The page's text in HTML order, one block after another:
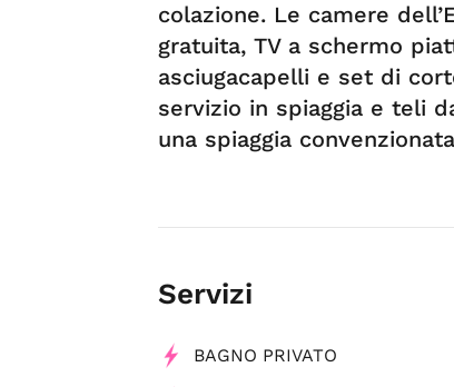
colazione. Le camere
gratuita, TV a schermo
asciugacapelli e set di
servizio in spiaggia e teli
una spiaggia
Servizi
BAGNO PRIVATO